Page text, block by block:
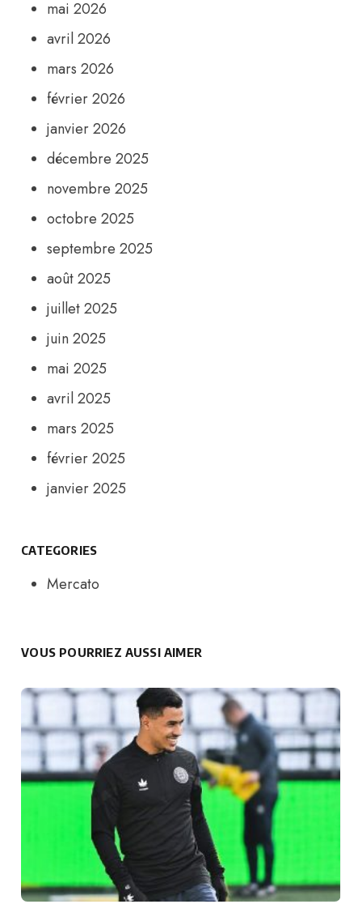
mai 2026
avril 2026
mars 2026
février 2026
janvier 2026
décembre 2025
novembre 2025
octobre 2025
septembre 2025
août 2025
juillet 2025
juin 2025
mai 2025
avril 2025
mars 2025
février 2025
janvier 2025
CATEGORIES
Mercato
VOUS POURRIEZ AUSSI AIMER